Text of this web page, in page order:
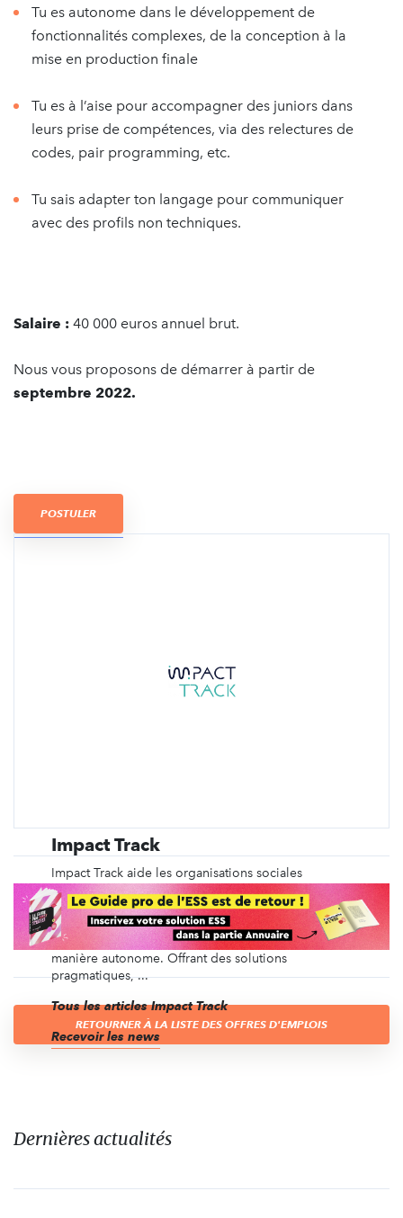
Tu es autonome dans le développement de
fonctionnalités complexes, de la conception à la
mise en production finale
Tu es à l’aise pour accompagner des juniors dans
leurs prise de compétences, via des relectures de
codes, pair programming, etc.
Tu sais adapter ton langage pour communiquer
avec des profils non techniques.
Salaire : 40 000 euros annuel brut.
Nous vous proposons de démarrer à partir de
septembre 2022.
POSTULER
Impact Track
Impact Track aide les organisations sociales
(associations, coopératives, entreprises, …) et les
gestionnaires de portefeuilles (fondations,
mutuelles, associations multi-projets, …) à mesurer,
piloter et communiquer leur impact social de
manière autonome. Offrant des solutions
pragmatiques, ...
Tous les articles Impact Track
Recevoir les news
RETOURNER À LA LISTE DES OFFRES D'EMPLOIS
Dernières actualités